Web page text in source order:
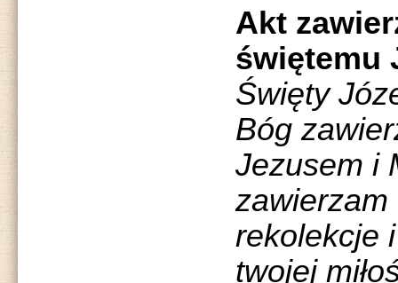
Akt
świętemu
Święty
Bóg
Jezusem i
rekolekcje
twojej